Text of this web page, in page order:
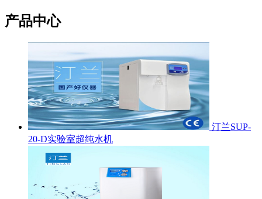
产品中心
汀兰SUP-
20-D实验室超纯水机